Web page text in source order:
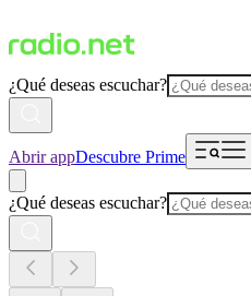
¿Qué deseas escuchar?
Abrir appDescubre Prime
¿Qué deseas escuchar?